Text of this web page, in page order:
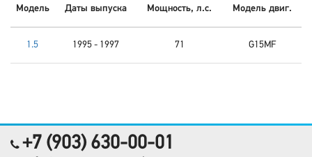
Модель Даты выпуска Мощность, л.с. Модель двиг.
1.5 1995 - 1997 71 G15MF
+7 (903) 630-00-01